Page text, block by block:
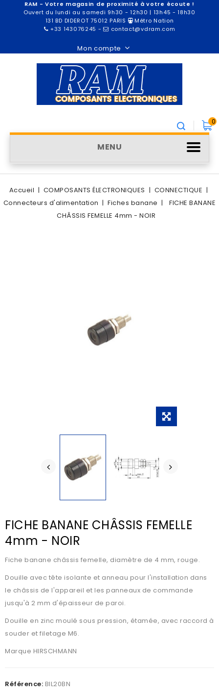
RAM - Votre magasin de proximité à votre écoute !
Ouvert du lundi au samedi 9h30 - 12h30 | 13h45 - 18h30
131 BD DIDEROT 75012 PARIS
Métro Nation
+33 143076245 - contact@vdram.com
Mon compte
0
MENU
Accueil COMPOSANTS ÉLECTRONIQUES
CONNECTIQUE
Connecteurs d'alimentation
Fiches banane
FICHE BANANE
CHÂSSIS FEMELLE 4mm - NOIR
FICHE BANANE CHÂSSIS FEMELLE
4mm - NOIR
Fiche banane châssis femelle, diamètre de 4 mm, rouge.
Douille avec tête isolante et anneau pour l'installation dans
le châssis de l'appareil et les panneaux de commande
jusqu'à 2 mm d'épaisseur de paroi.
Douille en zinc moulé sous pression, étamée, avec raccord à
souder et filetage M6.
Marque HIRSCHMANN
Référence: BIL20BN